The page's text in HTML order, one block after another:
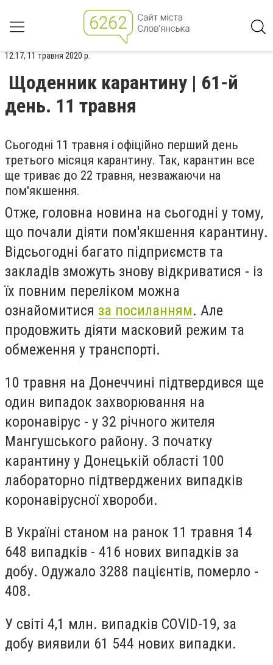
12:17, 11 травня 2020 р.
Щоденник карантину | 61-й
день. 11 травня
Сьогодні 11 травня і офіційно перший день
третього місяця карантину. Так, карантин все
ще триває до 22 травня, незважаючи на
пом'якшення.
Отже, головна новина на сьогодні у тому,
що почали діяти пом'якшення карантину.
Відсьогодні багато підприємств та
закладів зможуть знову відкриватися - із
їх повним переліком можна
ознайомитися за посиланням. Але
продовжить діяти масковий режим та
обмеження у транспорті.
10 травня на Донеччині підтвердився ще
один випадок захворювання на
коронавірус - у 32 річного жителя
Мангушського району. З початку
карантину у Донецькій області 100
лабораторно підтверджених випадків
коронавірусної хвороби.
В Україні станом на ранок 11 травня 14
648 випадків - 416 нових випадків за
добу. Одужало 3288 пацієнтів, померло -
408.
У світі 4,1 млн. випадків COVID-19, за
добу виявили 61 544 нових випадки.